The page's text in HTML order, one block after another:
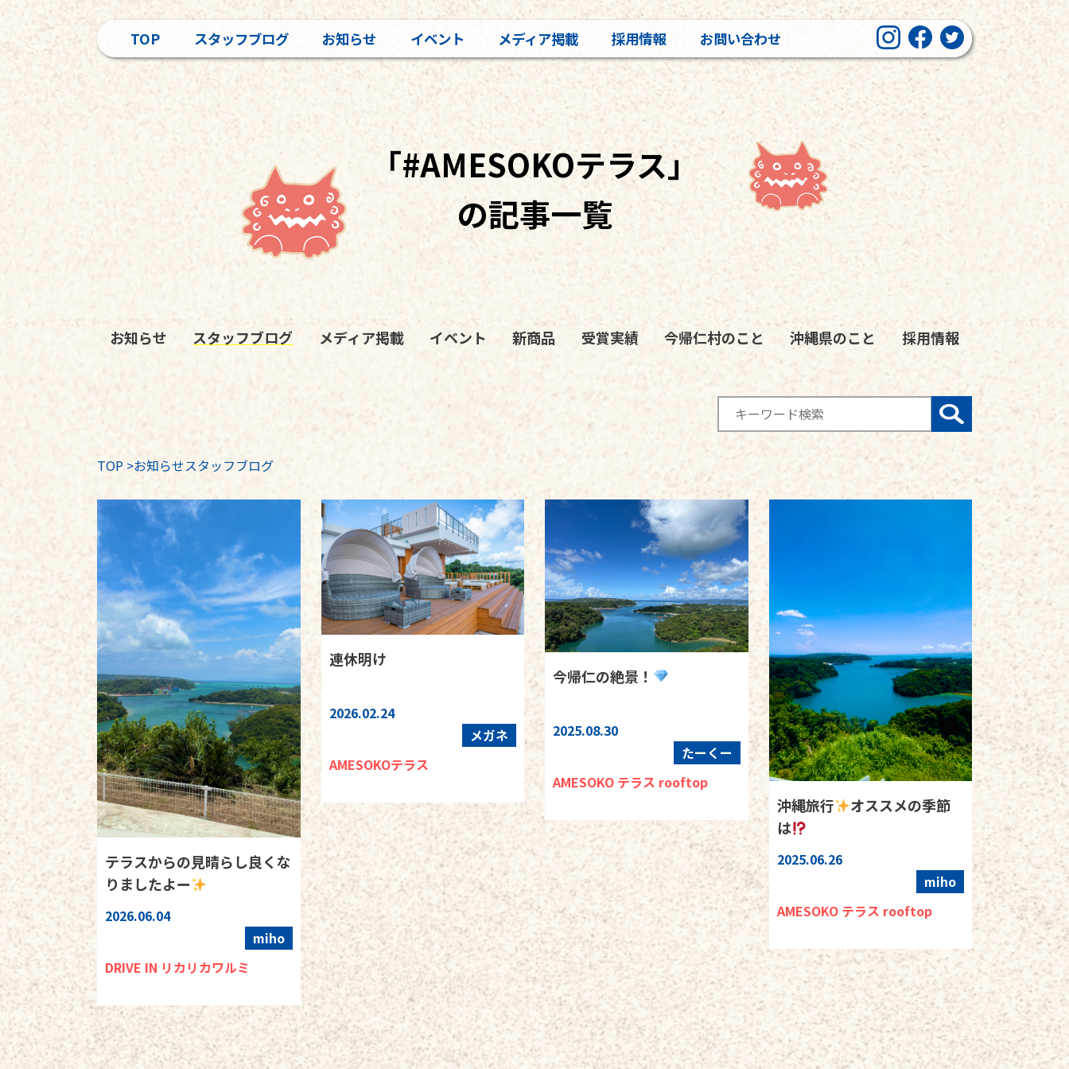
TOP スタッフブログ お知らせ イベント メディア掲載 採用情報 お問い合わせ
「#AMESOKOテラス」
の記事一覧
お知らせ スタッフブログ メディア掲載 イベント 新商品 受賞実績 今帰仁村のこと 沖縄県のこと 採用情報
TOP >お知らせスタッフブログ
テラスからの見晴らし良くな
りましたよー
2026.06.04
miho
DRIVE IN リカリカワルミ
連休明け
2026.02.24
メガネ
AMESOKOテラス
今帰仁の絶景！
2025.08.30
たーくー
AMESOKO テラス rooftop
沖縄旅行
オススメの季節
は
2025.06.26
miho
AMESOKO テラス rooftop